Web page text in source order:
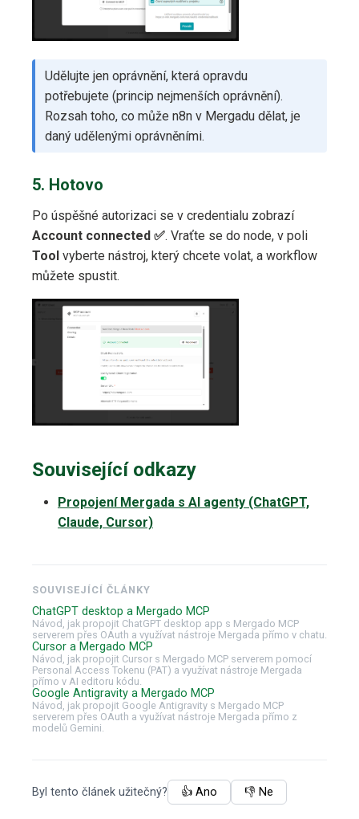
Udělujte jen oprávnění, která opravdu
potřebujete (princip nejmenších oprávnění).
Rozsah toho, co může n8n v Mergadu dělat, je
daný udělenými oprávněními.
5. Hotovo
Po úspěšné autorizaci se v credentialu zobrazí
Account connected ✅. Vraťte se do node, v poli
Tool vyberte nástroj, který chcete volat, a workflow
můžete spustit.
Související odkazy
Propojení Mergada s AI agenty (ChatGPT,
Claude, Cursor)
SOUVISEJÍCÍ ČLÁNKY
ChatGPT desktop a Mergado MCP
Návod, jak propojit ChatGPT desktop app s Mergado MCP
serverem přes OAuth a využívat nástroje Mergada přímo v chatu.
Cursor a Mergado MCP
Návod, jak propojit Cursor s Mergado MCP serverem pomocí
Personal Access Tokenu (PAT) a využívat nástroje Mergada
přímo v AI editoru kódu.
Google Antigravity a Mergado MCP
Návod, jak propojit Google Antigravity s Mergado MCP
serverem přes OAuth a využívat nástroje Mergada přímo z
modelů Gemini.
Byl tento článek užitečný? 👍 Ano 👎 Ne